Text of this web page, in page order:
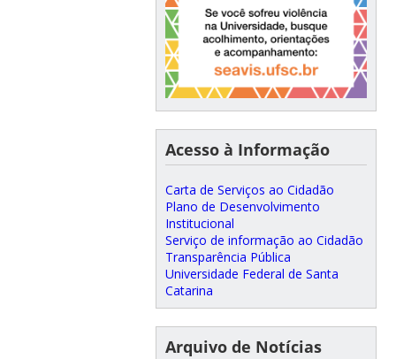
Acesso à Informação
Carta de Serviços ao Cidadão
Plano de Desenvolvimento
Institucional
Serviço de informação ao Cidadão
Transparência Pública
Universidade Federal de Santa
Catarina
Arquivo de Notícias